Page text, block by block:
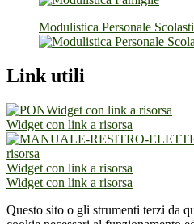
Modulistica Personale
Link utili
Widget con link a risorsa
Widget con link a risorsa
risorsa
Widget con link a risorsa
Widget con link a risorsa
Questo sito o gli strumenti terzi da